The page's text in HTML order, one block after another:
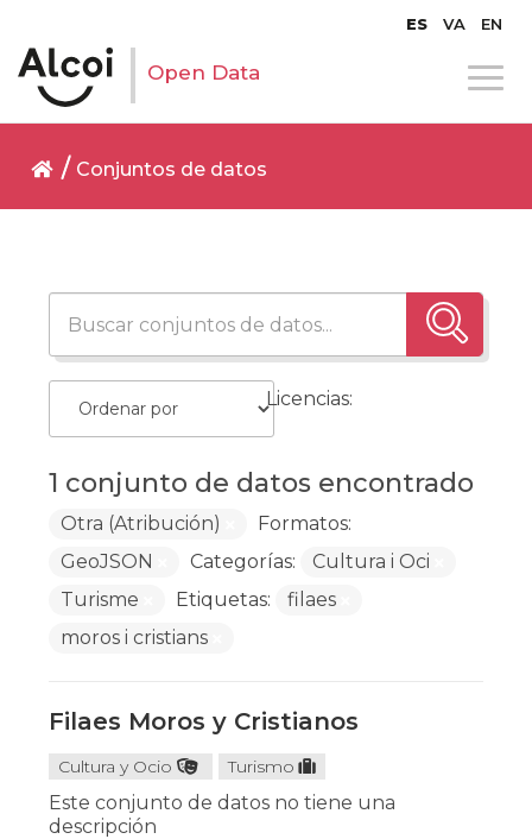
ES VA EN
Open Data
Conjuntos de datos
1 conjunto de datos encontrado
Licencias:
Otra (Atribución)
Formatos:
GeoJSON
Categorías:
Cultura i Oci
Turisme
Etiquetas:
filaes
moros i cristians
Filaes Moros y Cristianos
Cultura y Ocio Turismo
Este conjunto de datos no tiene una
descripción